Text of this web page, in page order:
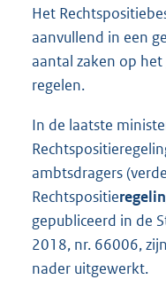
Het
aanvullend in een
aantal zaken op
regelen.
In de laatste
ambtsdragers
Rechtspositie
gepubliceerd in de
2018, nr. 66006,
nader uitgewerkt.